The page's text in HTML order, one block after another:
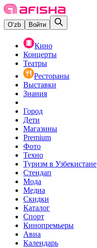
O‘zb Войти
Кино
Концерты
Театры
Рестораны
Выставки
Знания
Город
Дети
Магазины
Premium
Фото
Техно
Туризм в Узбекистане
Стендап
Мода
Медиа
Скидки
Каталог
Спорт
Кинопремьеры
Авиа
Календарь